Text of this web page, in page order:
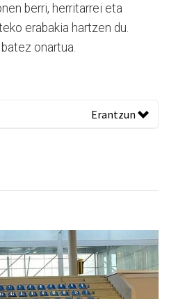
berri, herritarrei eta
erabakia hartzen du.
onartua.
Erantzun